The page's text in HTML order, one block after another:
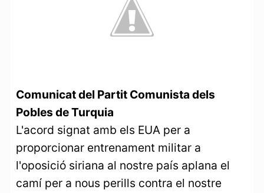
Comunicat del Partit Comunista dels
Pobles de Turquia
L'acord signat amb els EUA per a
proporcionar entrenament militar a
l'oposició siriana al nostre país aplana el
camí per a nous perills contra el nostre